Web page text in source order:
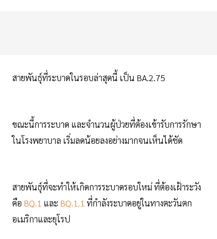
สายพันธุ์ที่ระบาดในรอบล่าสุดนี้ เป็น BA.2.75
ขณะนี้การระบาด และจำนวนผู้ป่วยที่ต้องเข้ารับการรักษา
ในโรงพยาบาล เริ่มลดน้อยลงอย่างมากจนเห็นได้ชัด
สายพันธุ์ที่จะทำให้เกิดการระบาดรอบใหม่ ที่ต้องเฝ้าระวัง
คือ BQ.1 และ BQ.1.1 ที่กำลังระบาดอยู่ในทางตะวันตก
อเมริกาและยุโรป